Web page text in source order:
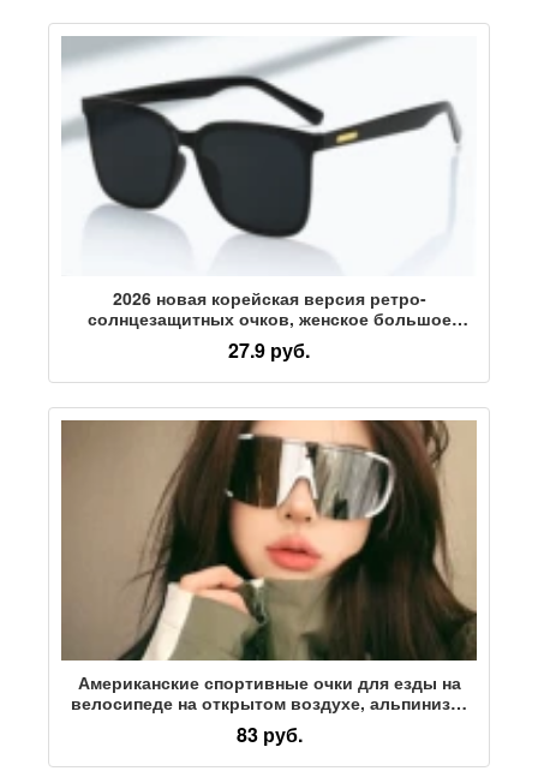
2026 новая корейская версия ретро-
солнцезащитных очков, женское большое
лицо, тонкая уличная съемка, вогнутая форма
солнцезащитных очков с защитой от
ультрафиолета.
27.9 руб.
Американские спортивные очки для езды на
велосипеде на открытом воздухе, альпинизм,
ночная езда, цельные ветрозащитные
солнцезащитные очки в большой оправе для
мужчин и женщин
83 руб.